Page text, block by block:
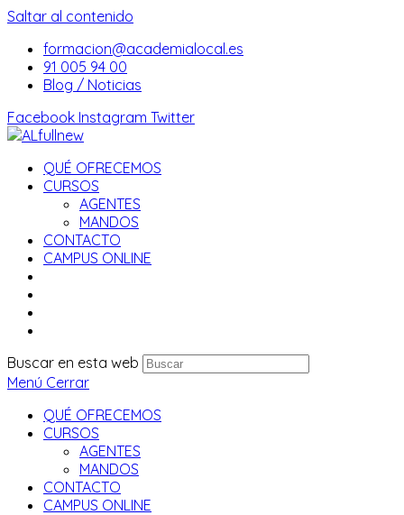
Saltar al contenido
formacion@academialocal.es
91 005 94 00
Blog / Noticias
Facebook Instagram Twitter
QUÉ OFRECEMOS
CURSOS
AGENTES
MANDOS
CONTACTO
CAMPUS ONLINE
Buscar en esta web
Menú Cerrar
QUÉ OFRECEMOS
CURSOS
AGENTES
MANDOS
CONTACTO
CAMPUS ONLINE